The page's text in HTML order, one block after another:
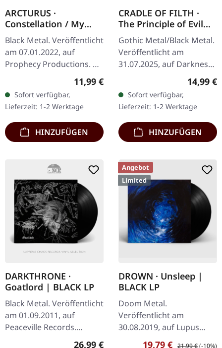
ARCTURUS ·
Constellation / My
Angel | DIGIPAK CD
Black Metal. Veröffentlicht
am 07.01.2022, auf
Prophecy Productions. CD
im DigiPack. Als die
Avantgarde-Meister
Arcturus mit…
Regulärer Preis:
11,99 €
Sofort verfügbar,
Lieferzeit: 1-2 Werktage
HINZUFÜGEN
CRADLE OF FILTH ·
The Principle of Evil
Made Flesh | BLACK
TAPE
Gothic Metal/Black Metal.
Veröffentlicht am
31.07.2025, auf Darkness
Shall Rise Productions.
Schwarze Kassette, 5-
Panel-Cover, limitiert auf
500…
14,99 €
Sofort verfügbar,
Lieferzeit: 1-2 Werktage
HINZUFÜGEN
DARKTHRONE ·
Goatlord | BLACK LP
Black Metal. Veröffentlicht
am 01.09.2011, auf
Peaceville Records.
Schwarzes Vinyl. AlsRegulärer Preis:
26,99 €
Angebot
Limited
DROWN · Unsleep |
BLACK LP
Doom Metal.
Veröffentlicht am
30.08.2019, auf Lupus
Lounge. Schwarzes Vinyl,
Verkaufspreis:
19,79 € Regulärer Preis:
21,99 €(-10%)